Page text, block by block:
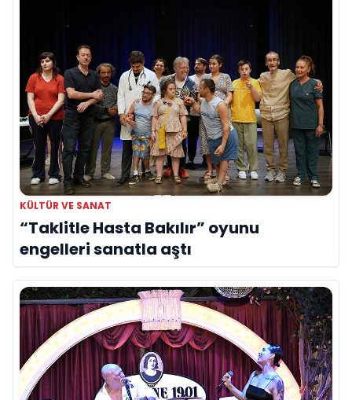
KÜLTÜR VE SANAT
“Taklitle Hasta Bakılır” oyunu
engelleri sanatla aştı